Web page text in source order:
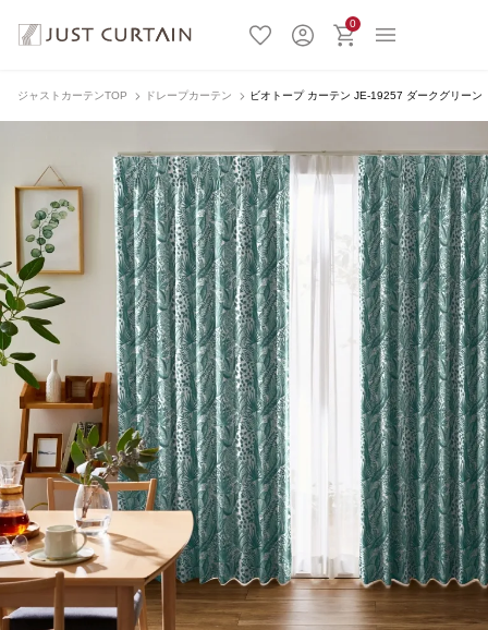
0
ジャストカーテンTOP ドレープカーテン ビオトープ カーテン JE-19257 ダークグリーン